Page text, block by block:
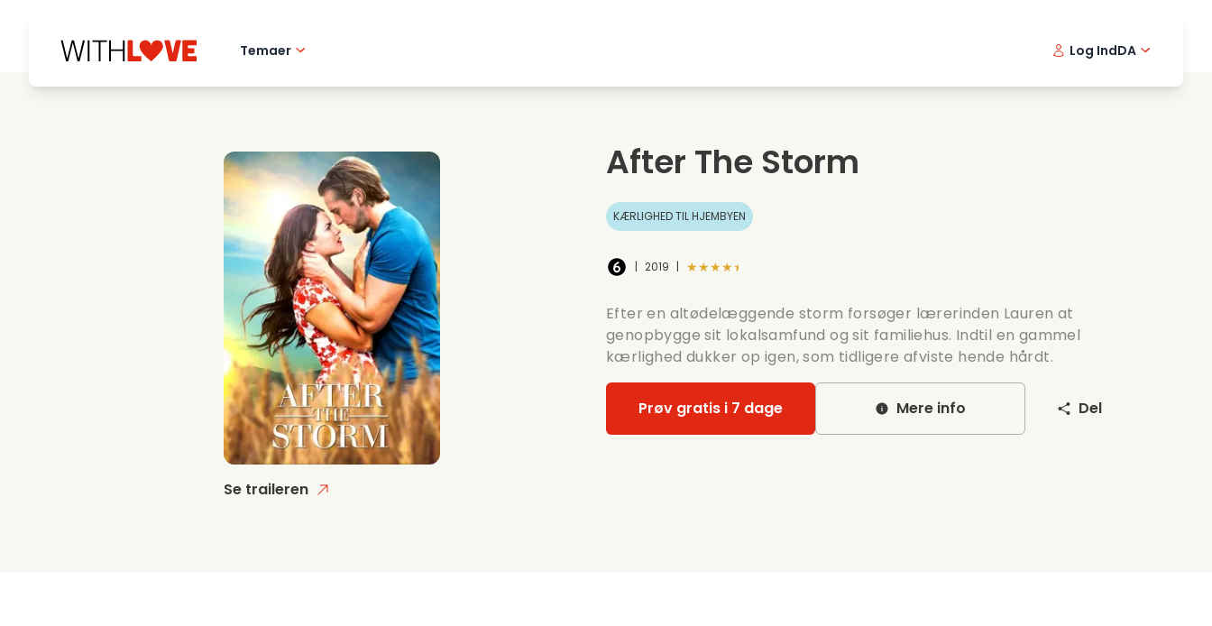
Temaer
Mysterier
Date film
Romantiske serier
Log IndDA
Se traileren
After The Storm
KÆRLIGHED TIL HJEMBYEN
| 2019 | ★★★★★
Efter en altødelæggende storm forsøger lærerinden Lauren at
genopbygge sit lokalsamfund og sit familiehus. Indtil en gammel
kærlighed dukker op igen, som tidligere afviste hende hårdt.
Prøv gratis i 7 dage Mere info Del